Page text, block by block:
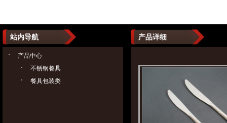
产品详细
站内导航
产品中心
不锈钢餐具
餐具包装类